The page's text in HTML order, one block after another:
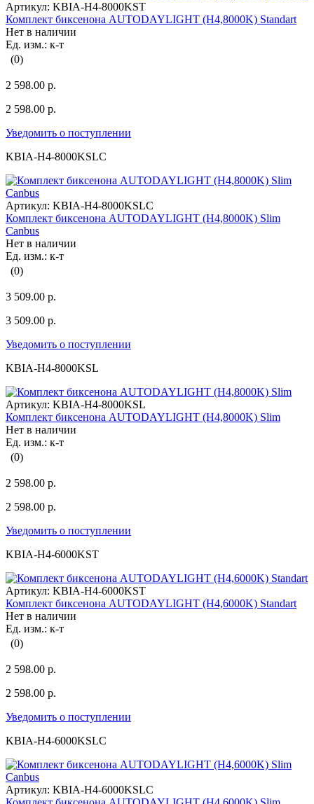
Артикул: KBIA-H4-8000KST
Комплект биксенона AUTODAYLIGHT (H4,8000K) Standart
Нет в наличии
Ед. изм.: к-т
(0)
2 598.00 р.
2 598.00 р.
Уведомить о поступлении
KBIA-H4-8000KSLC
Артикул: KBIA-H4-8000KSLC
Комплект биксенона AUTODAYLIGHT (H4,8000K) Slim
Canbus
Нет в наличии
Ед. изм.: к-т
(0)
3 509.00 р.
3 509.00 р.
Уведомить о поступлении
KBIA-H4-8000KSL
Артикул: KBIA-H4-8000KSL
Комплект биксенона AUTODAYLIGHT (H4,8000K) Slim
Нет в наличии
Ед. изм.: к-т
(0)
2 598.00 р.
2 598.00 р.
Уведомить о поступлении
KBIA-H4-6000KST
Артикул: KBIA-H4-6000KST
Комплект биксенона AUTODAYLIGHT (H4,6000K) Standart
Нет в наличии
Ед. изм.: к-т
(0)
2 598.00 р.
2 598.00 р.
Уведомить о поступлении
KBIA-H4-6000KSLC
Артикул: KBIA-H4-6000KSLC